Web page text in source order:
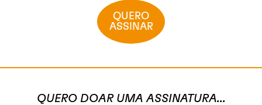
QUERO
ASSINAR
QUERO DOAR UMA ASSINATURA...